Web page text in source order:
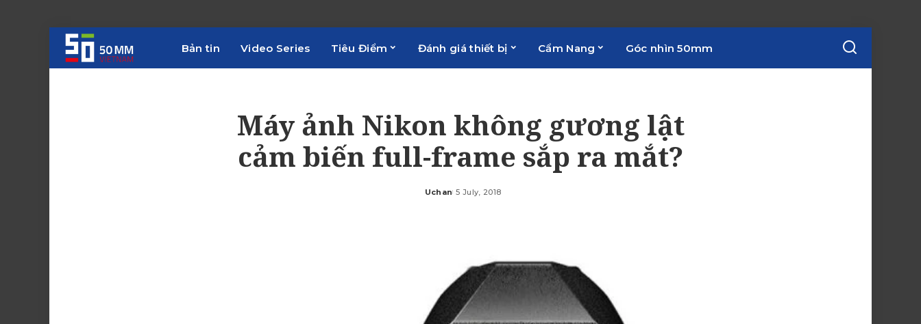
Bản tin Video Series Tiêu Điểm Đánh giá thiết bị Cẩm Nang Góc nhìn 50mm
Máy ảnh Nikon không gương lật
cảm biến full-frame sắp ra mắt?
Posted
Uchan 5 July, 2018